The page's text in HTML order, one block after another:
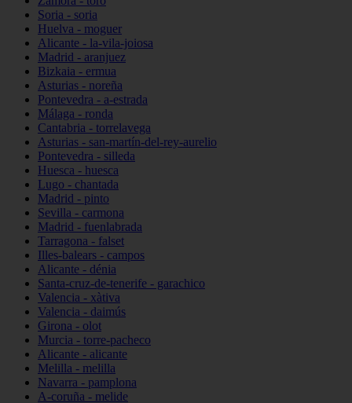
Soria - soria
Huelva - moguer
Alicante - la-vila-joiosa
Madrid - aranjuez
Bizkaia - ermua
Asturias - noreña
Pontevedra - a-estrada
Málaga - ronda
Cantabria - torrelavega
Asturias - san-martín-del-rey-aurelio
Pontevedra - silleda
Huesca - huesca
Lugo - chantada
Madrid - pinto
Sevilla - carmona
Madrid - fuenlabrada
Tarragona - falset
Illes-balears - campos
Alicante - dénia
Santa-cruz-de-tenerife - garachico
Valencia - xàtiva
Valencia - daimús
Girona - olot
Murcia - torre-pacheco
Alicante - alicante
Melilla - melilla
Navarra - pamplona
A-coruña - melide